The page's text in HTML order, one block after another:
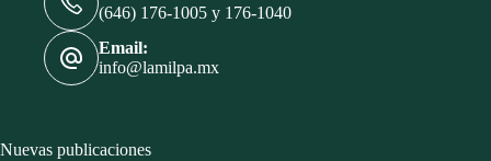
(646) 176-1005 y 176-1040
Email:
info@lamilpa.mx
Nuevas publicaciones